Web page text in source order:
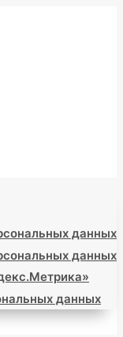
данных
данных
данных